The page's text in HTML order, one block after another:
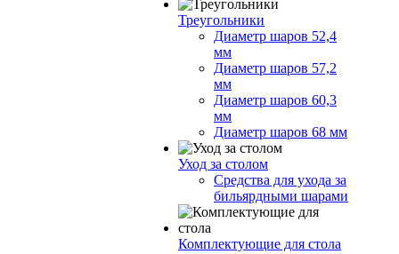
Треугольники
Диаметр шаров 52,4
мм
Диаметр шаров 57,2
мм
Диаметр шаров 60,3
мм
Диаметр шаров 68 мм
Уход за столом
Средства для ухода за
бильярдными шарами
Комплектующие для стола